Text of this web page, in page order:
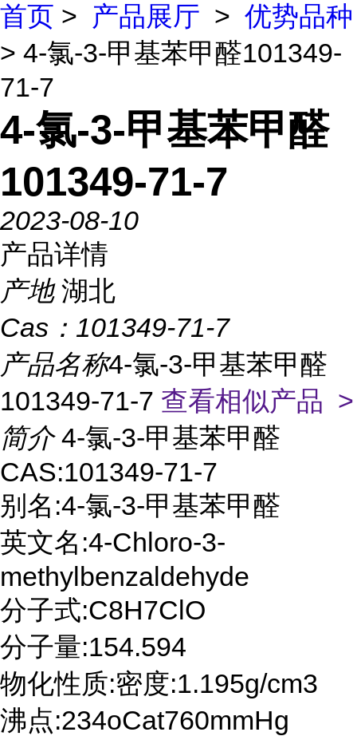
首页 > 产品展厅 > 优势品种
> 4-氯-3-甲基苯甲醛101349-
71-7
4-氯-3-甲基苯甲醛
101349-71-7
2023-08-10
产品详情
产地 湖北
Cas： 101349-71-7
产品名称4-氯-3-甲基苯甲醛
101349-71-7 查看相似产品 >
简介 4-氯-3-甲基苯甲醛
CAS:101349-71-7
别名:4-氯-3-甲基苯甲醛
英文名:4-Chloro-3-
methylbenzaldehyde
分子式:C8H7ClO
分子量:154.594
物化性质:密度:1.195g/cm3
沸点:234oCat760mmHg